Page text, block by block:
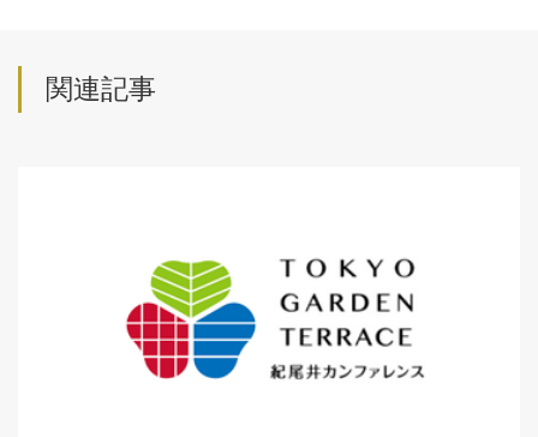
関連記事